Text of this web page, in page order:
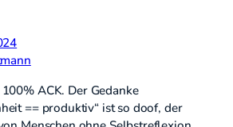
100% ACK. Der Gedanke
== produktiv“ ist so doof, der